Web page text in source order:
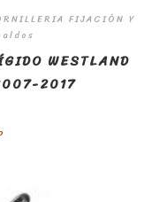
FIJACIÓN Y
WESTLAND
2017